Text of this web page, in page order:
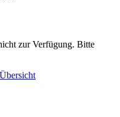
zur Verfügung. Bitte